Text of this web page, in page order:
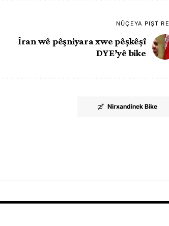
NÛÇEYA PIŞT RE
Îran wê pêşniyara xwe pêşkêşî
DYE’yê bike
Nirxandinek Bike